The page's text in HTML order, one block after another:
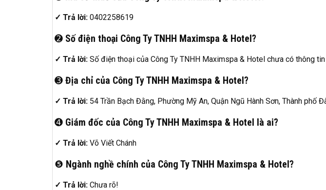
✓ Trả lời: 0402258619
➋ Số điện thoại Công Ty TNHH Maximspa & Hotel?
✓ Trả lời: Số điện thoại của Công Ty TNHH Maximspa & Hotel chưa có thông
➌ Địa chỉ của Công Ty TNHH Maximspa & Hotel?
✓ Trả lời: 54 Trần Bạch Đằng, Phường Mỹ An, Quận Ngũ Hành Sơn, Thành phố
➍ Giám đốc của Công Ty TNHH Maximspa & Hotel là ai?
✓ Trả lời: Võ Viết Chánh
❺ Ngành nghề chính của Công Ty TNHH Maximspa & Hotel?
✓ Trả lời: Chưa rõ!